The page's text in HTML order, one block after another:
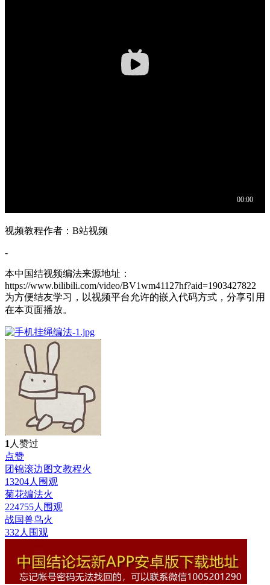
视频教程作者：B站视频
-
本中国结视频编法来源地址：
https://www.bilibili.com/video/BV1wm41127hf?aid=1903427822
为方便结友学习，以视频平台允许的嵌入代码方式，分享引用
在本页面播放。
1 人赞过
点赞
团锦滚边图文教程火
13204人围观
菊花编法火
224755人围观
战国兽鸟火
332人围观